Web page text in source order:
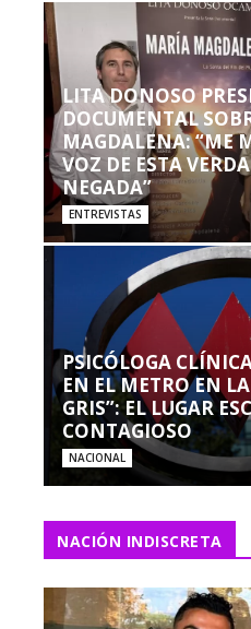
LITA DONOSO
DOCUMENTAL
MAGDALENA: “ME
VOZ DE ESTA
NEGADA”
ENTREVISTAS
PSICÓLOGA
EN EL METRO EN
GRIS”: EL LUGAR
CONTAGIOSO
NACIONAL
NACIÓN INDISCRETA